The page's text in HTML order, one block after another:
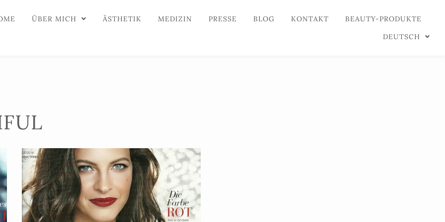
ÜBER MICH ÄSTHETIK MEDIZIN PRESSE BLOG KONTAKT
BEAUTY-PRODUKTE
DEUTSCH